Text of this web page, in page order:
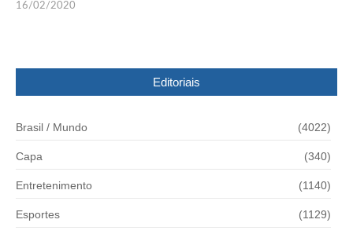
16/02/2020
Editoriais
Brasil / Mundo (4022)
Capa (340)
Entretenimento (1140)
Esportes (1129)